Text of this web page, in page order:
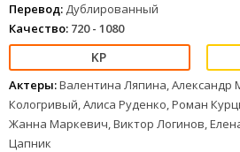
Перевод: Дублированный
Качество: 720 - 1080
Актеры:Валентина Ляпина, Александр
Кологривый, Алиса Руденко, Роман
Жанна Маркевич, Виктор Логинов,
Цапник